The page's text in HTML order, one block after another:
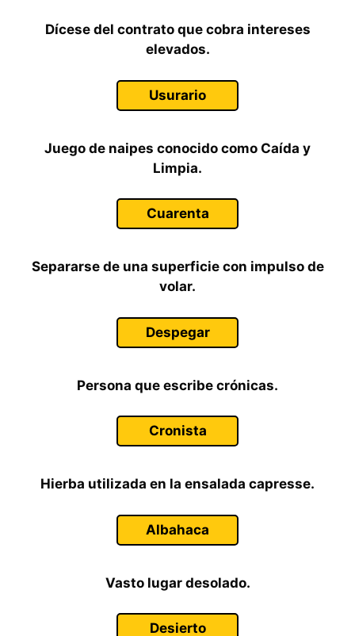
Dícese del contrato que cobra intereses
elevados.
Usurario
Juego de naipes conocido como Caída y
Limpia.
Cuarenta
Separarse de una superficie con impulso de
volar.
Despegar
Persona que escribe crónicas.
Cronista
Hierba utilizada en la ensalada capresse.
Albahaca
Vasto lugar desolado.
Desierto